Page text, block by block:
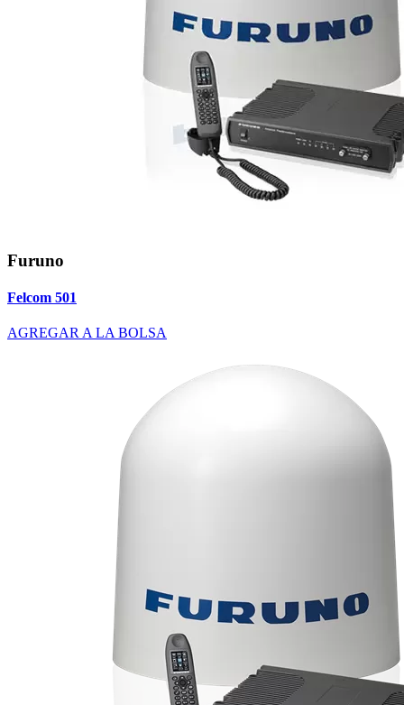
Furuno
Felcom 501
AGREGAR A LA BOLSA